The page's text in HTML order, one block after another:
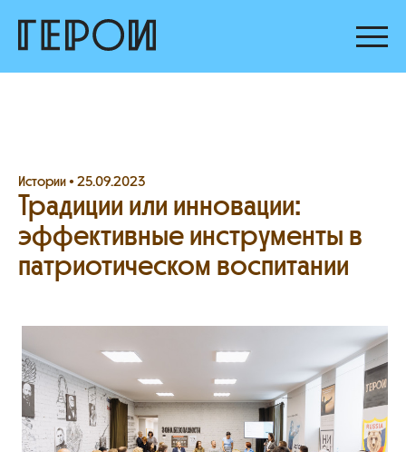
Истории • 25.09.2023
Традиции или инновации:
эффективные инструменты в
патриотическом воспитании